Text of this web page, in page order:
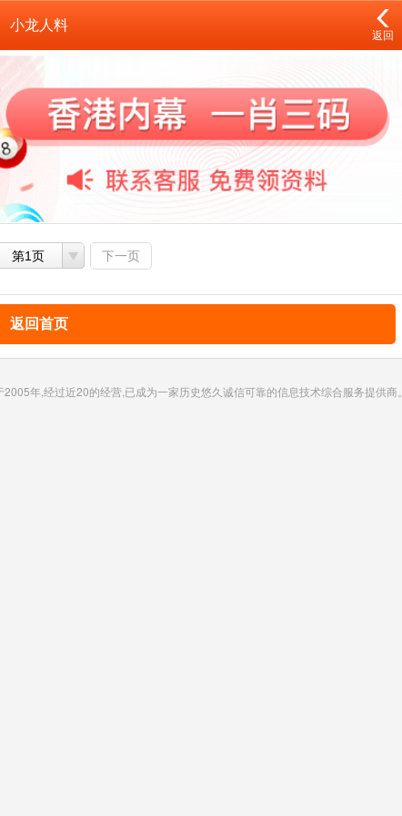
小龙人料
返回
第1页 下一页
返回首页
年,经过近20的经营,已成为一家历史悠久诚信可靠的信息技术综合服务提供商。